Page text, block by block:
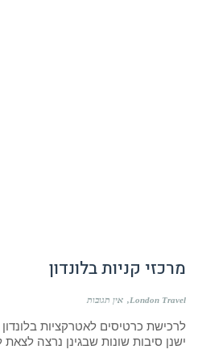
מרכזי קניות בלונדון
London Travel אין תגובות
ישנן סיבות שונות שבגינן נרצה